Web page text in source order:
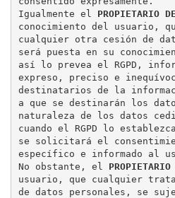
Igualmente el PROPIETARIO
conocimiento del usuario,
cualquier otra cesión de
será puesta en su
así lo prevea el RGPD,
expreso, preciso e
destinatarios de la
a que se destinarán los
naturaleza de los datos
cuando el RGPD lo
se solicitará el
específico e informado al
No obstante, el
usuario, que cualquier
de datos personales, se